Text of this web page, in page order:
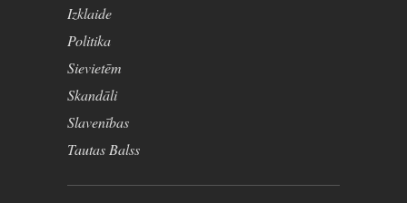
Izklaide
Politika
Sievietēm
Skandāli
Slavenības
Tautas Balss